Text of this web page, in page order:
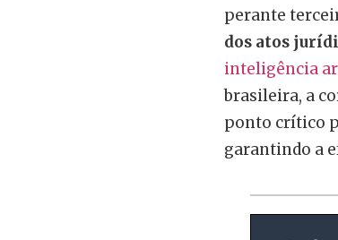
perante
dos atos
inteligência
brasileira, a
ponto crítico
garantindo a